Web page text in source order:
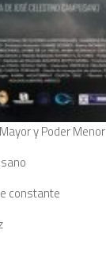
y Poder Menor
constante